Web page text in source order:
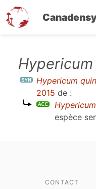
contenu Hypericum
2015 de :
espèce
CONTACT